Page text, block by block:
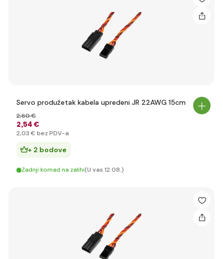
Servo produžetak kabela upredeni JR 22AWG 15cm
2,54 €
2,60 €
2,03 € bez PDV-a
+ 2 bodove
Zadnji komad na zalihi(U vas 12.08.)